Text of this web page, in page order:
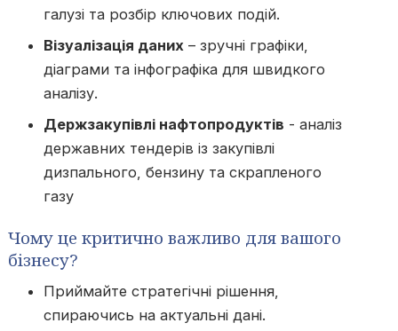
галузі та розбір ключових подій.
Візуалізація даних– зручні графіки,
діаграми та інфографіка для швидкого
аналізу.
Держзакупівлі нафтопродуктів - аналіз
державних тендерів із закупівлі
дизпального, бензину та скрапленого
газу
Чому це критично важливо для вашого
бізнесу?
Приймайте стратегічні рішення,
спираючись на актуальні дані.